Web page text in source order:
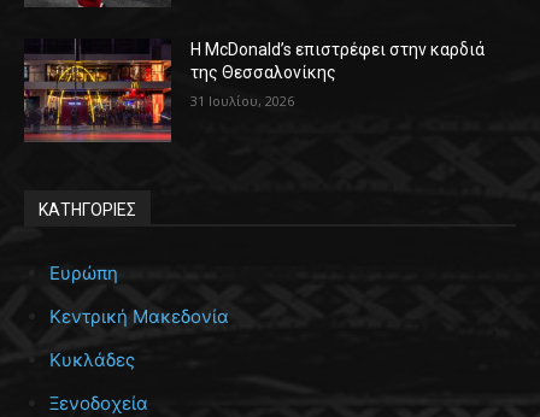
Η McDonald’s επιστρέφει στην καρδιά
της Θεσσαλονίκης
31 Ιουλίου, 2026
ΚΑΤΗΓΟΡΙΕΣ
Ευρώπη
Κεντρική Μακεδονία
Κυκλάδες
Ξενοδοχεία